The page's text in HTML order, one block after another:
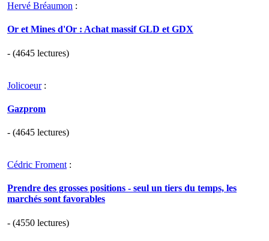
Hervé Bréaumon :
Or et Mines d'Or : Achat massif GLD et GDX
- (4645 lectures)
Jolicoeur:
Gazprom
- (4645 lectures)
Cédric Froment :
Prendre des grosses positions - seul un tiers du temps, les
marchés sont favorables
- (4550 lectures)